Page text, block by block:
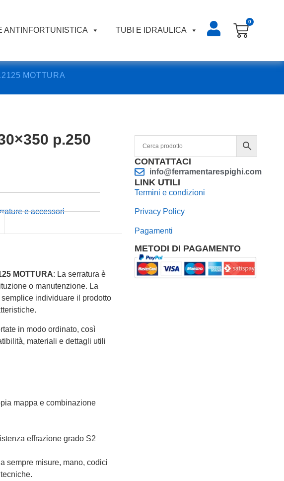
ANTINFORTUNISTICA TUBI E IDRAULICA
0
MOTTURA
p.250
e accessori
MOTTURA: La serratura è
o manutenzione. La
individuare il prodotto
in modo ordinato, così
materiali e dettagli utili
mappa e combinazione
effrazione grado S2
sempre misure, mano, codici
CONTATTACI
info@ferramentarespighi.com
LINK UTILI
Termini e condizioni
Privacy Policy
Pagamenti
METODI DI PAGAMENTO